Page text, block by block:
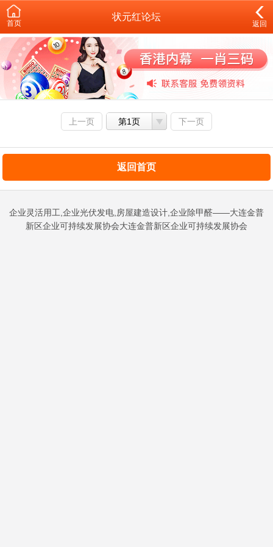
首页
状元红论坛
返回
上一页 第1页 下一页
返回首页
企业灵活用工,企业光伏发电,房屋建造设计,企业除甲醛——大连金普
新区企业可持续发展协会大连金普新区企业可持续发展协会